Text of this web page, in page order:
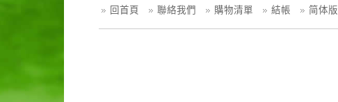
回首頁 聯絡我們 購物清單 結帳 简体版